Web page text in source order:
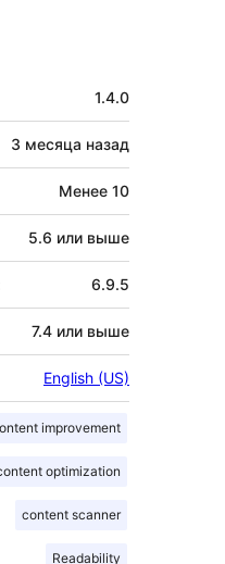
1.4.0
3 месяца назад
Менее 10
5.6 или выше
6.9.5
7.4 или выше
English (US)
improvement
optimization
content scanner
Readability